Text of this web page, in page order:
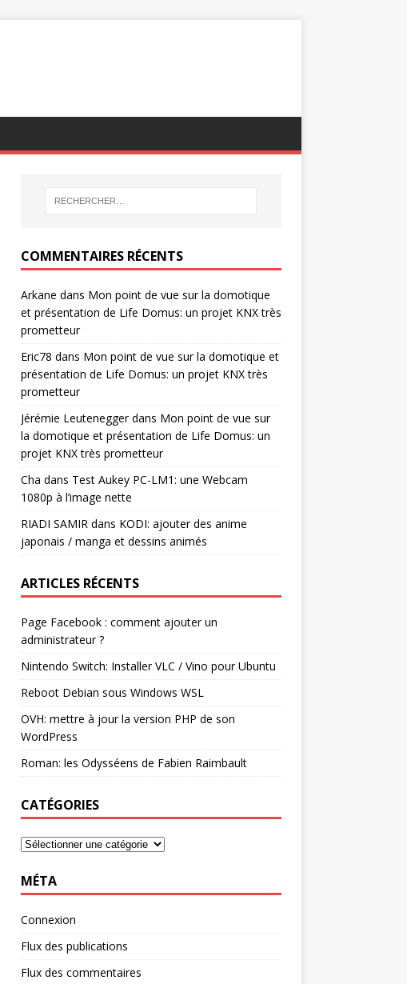
COMMENTAIRES RÉCENTS
Arkane dans Mon point de vue sur la domotique
et présentation de Life Domus: un projet KNX très
prometteur
Eric78 dans Mon point de vue sur la domotique et
présentation de Life Domus: un projet KNX très
prometteur
Jérémie Leuteneggerdans Mon point de vue sur
la domotique et présentation de Life Domus: un
projet KNX très prometteur
Cha dans Test Aukey PC-LM1: une Webcam
1080p à l’image nette
RIADI SAMIR dans KODI: ajouter des anime
japonais / manga et dessins animés
ARTICLES RÉCENTS
Page Facebook : comment ajouter un
administrateur ?
Nintendo Switch: Installer VLC / Vino pour Ubuntu
Reboot Debian sous Windows WSL
OVH: mettre à jour la version PHP de son
WordPress
Roman: les Odysséens de Fabien Raimbault
CATÉGORIES
MÉTA
Connexion
Flux des publications
Flux des commentaires